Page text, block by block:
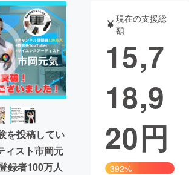
ロジー・ガジェット
映画 書籍・雑誌
ス・起業 チャレンジ
くり・地域活性化
for Social Good
CAMPFIRE Creation
を投稿してい
ィスト市岡元
録者100万人
現在の支援総
額
15,7
18,9
20円
392%